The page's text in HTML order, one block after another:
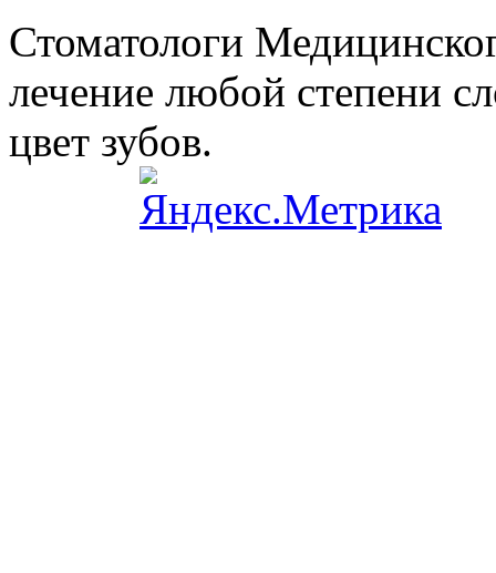
Стоматологи
лечение любой степени
цвет зубов.